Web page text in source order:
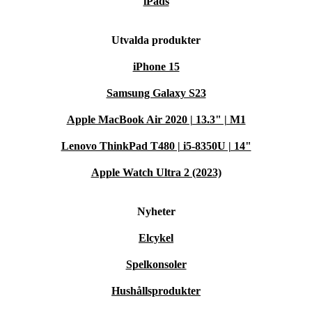
Utvalda produkter
iPhone 15
Samsung Galaxy S23
Apple MacBook Air 2020 | 13.3" | M1
Lenovo ThinkPad T480 | i5-8350U | 14"
Apple Watch Ultra 2 (2023)
Nyheter
Elcykel
Spelkonsoler
Hushållsprodukter